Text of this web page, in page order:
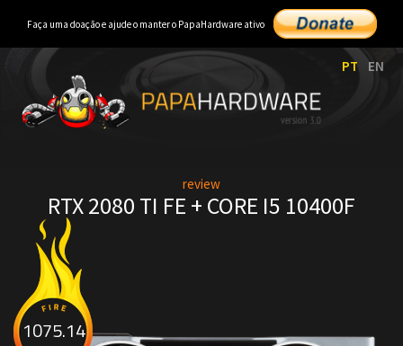
Faça uma doação e ajude o manter o PapaHardware ativo
PT EN
review
RTX 2080 TI FE + CORE I5 10400F
1075.14